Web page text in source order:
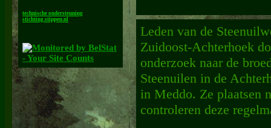
technische ondersteuning
stichting.stippen.nl
Leden van de
Zuidoost-Achterhoek
onderzoek naar de
Steenuilen in de
in Meddo. Ze plaatsen
controleren deze